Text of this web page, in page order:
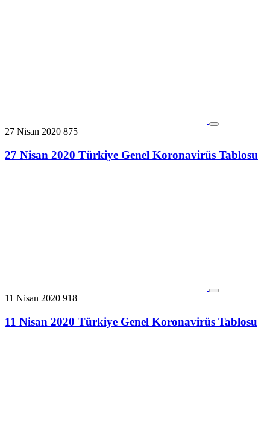
27 Nisan 2020 875
27 Nisan 2020 Türkiye Genel Koronavirüs Tablosu
11 Nisan 2020 918
11 Nisan 2020 Türkiye Genel Koronavirüs Tablosu